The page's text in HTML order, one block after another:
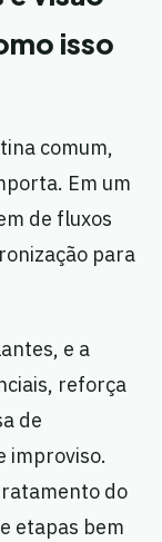
isso
comum,
Em um
de fluxos
para
e a
reforça
de
improviso.
do
etapas bem